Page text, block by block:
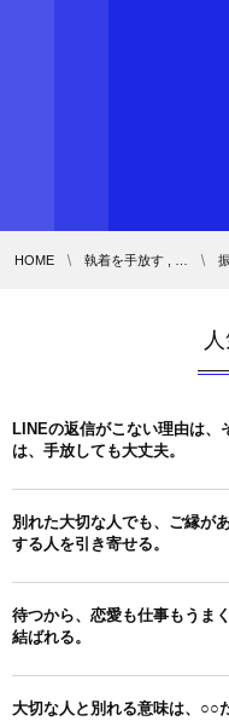
HOME 執着を手放す , …
LINEの返信がこない理由は、
は、手放しても大丈夫。
別れた大切な人でも、ご縁が
する人を引き寄せる。
待つから、恋愛も仕事もうま
結ばれる。
大切な人と別れる意味は、○○